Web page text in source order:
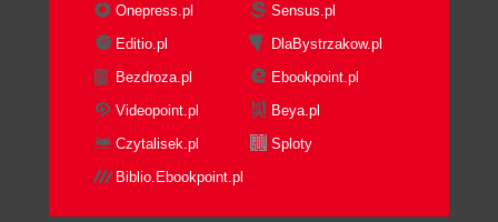
Onepress.pl
Sensus.pl
Editio.pl
DlaBystrzakow.pl
Bezdroza.pl
Ebookpoint.pl
Videopoint.pl
Beya.pl
Czytalisek.pl
Sploty
Biblio.Ebookpoint.pl